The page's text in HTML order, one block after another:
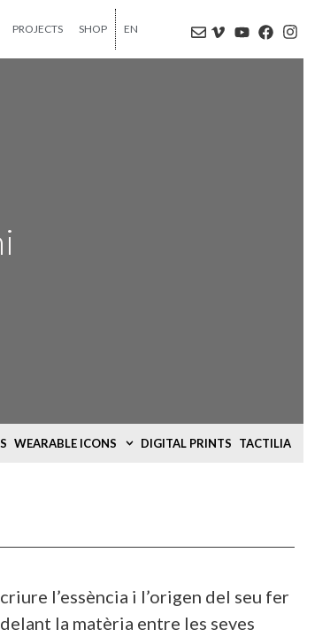
PROJECTS SHOP EN
WEARABLE ICONS DIGITAL PRINTS TACTILIA
l’essència i l’origen del seu fer
la matèria entre les seves